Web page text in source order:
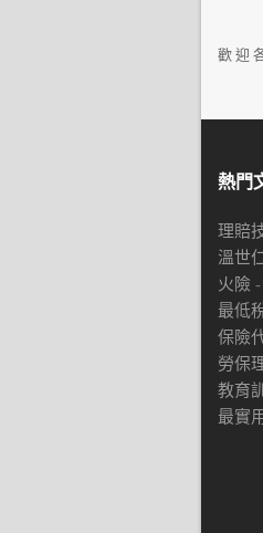
歡 迎
熱門
理賠
溫世
火險 -
最低
保險
勞保
教育
最實